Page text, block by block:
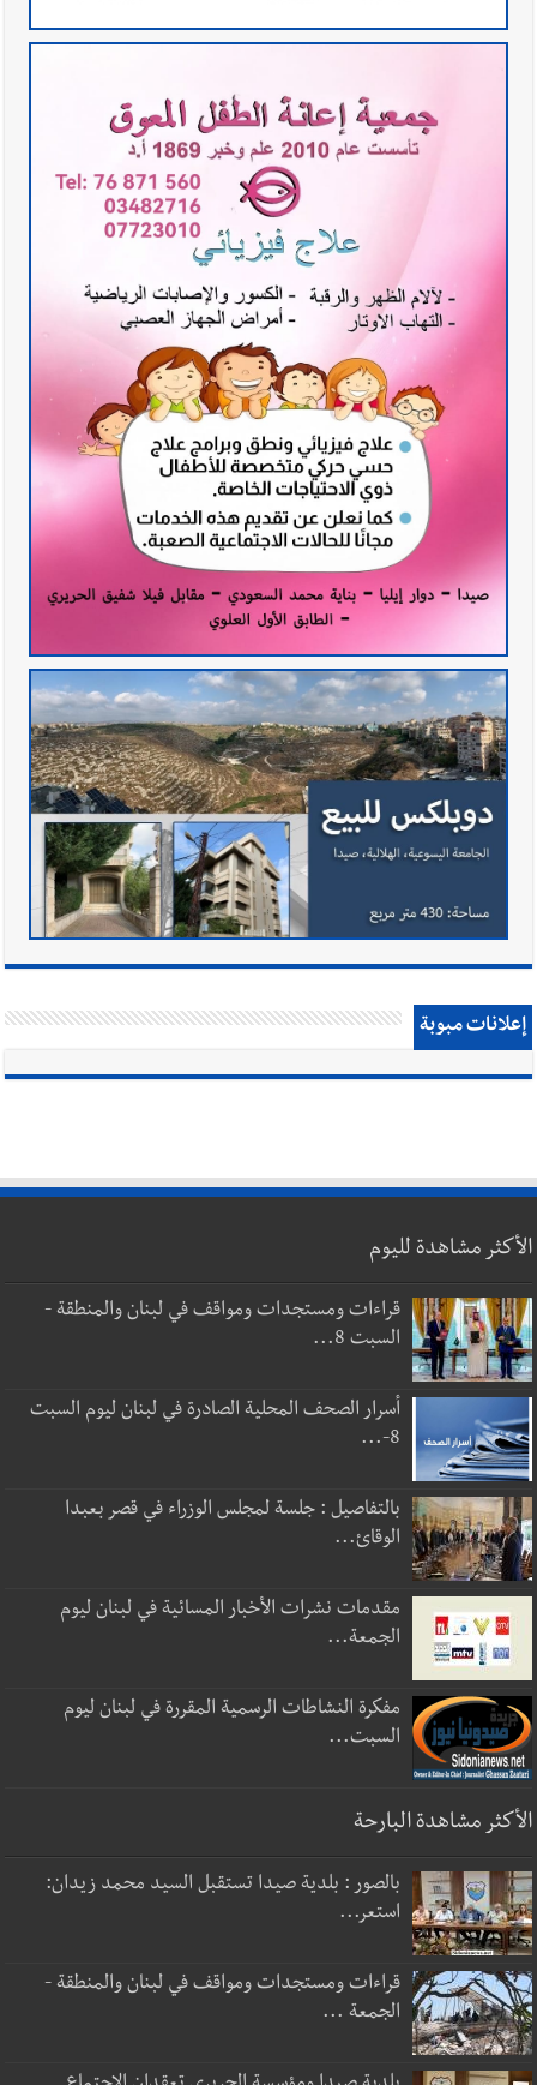
إعلانات مبوبة
الأكثر مشاهدة لليوم
قراءات ومستجدات ومواقف في لبنان والمنطقة -
السبت 8...
أسرار الصحف المحلية الصادرة في لبنان ليوم السبت
8-...
بالتفاصيل : جلسة لمجلس الوزراء في قصر بعبدا
الوقائ...
مقدمات نشرات الأخبار المسائية في لبنان ليوم
الجمعة...
مفكرة النشاطات الرسمية المقررة في لبنان ليوم
السبت...
الأكثر مشاهدة البارحة
بالصور : بلدية صيدا تستقبل السيد محمد زيدان:
استعر...
قراءات ومستجدات ومواقف في لبنان والمنطقة -
الجمعة ...